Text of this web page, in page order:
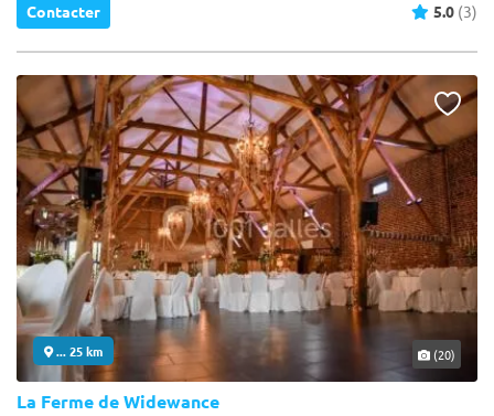
Contacter 5.0 (3)
... 25 km (20)
La Ferme de Widewance